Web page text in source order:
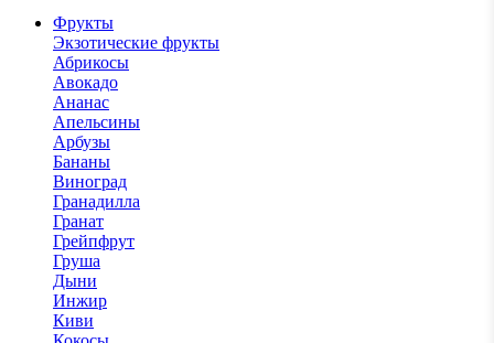
Фрукты
Экзотические фрукты
Абрикосы
Авокадо
Ананас
Апельсины
Арбузы
Бананы
Виноград
Гранадилла
Гранат
Грейпфрут
Груша
Дыни
Инжир
Киви